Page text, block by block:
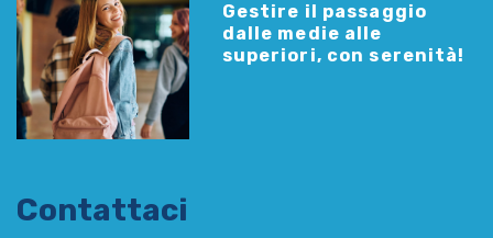
Gestire il passaggio
dalle medie alle
superiori, con serenità!
Contattaci